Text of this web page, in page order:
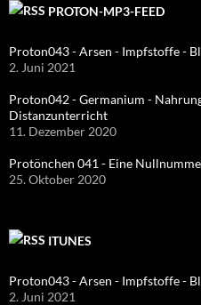
PROTON-MP3-FEED
Proton043 - Arsen - Impfstoffe -
2. Juni 2021
Proton042 - Germanium -
Distanzunterricht
11. Dezember 2020
Protönchen 041 - Eine
25. Oktober 2020
ITUNES
Proton043 - Arsen - Impfstoffe -
2. Juni 2021